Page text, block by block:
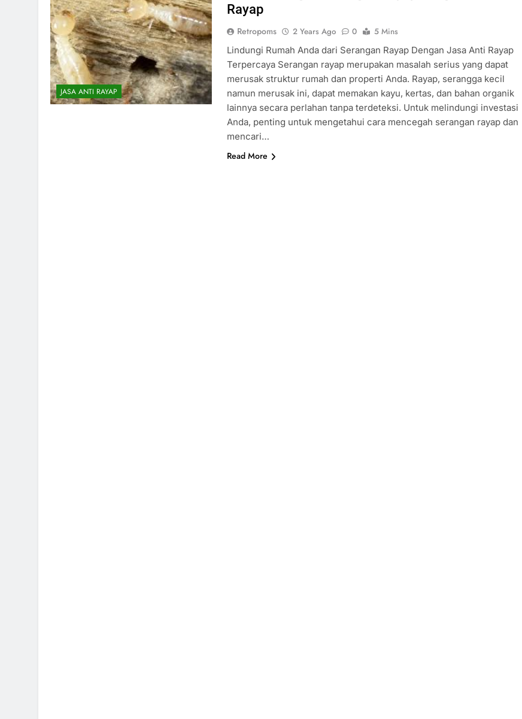
JASA ANTI RAYAP
Rayap
Retropoms 2 Years Ago 0
5 Mins
Lindungi Rumah Anda dari Serangan Rayap Dengan Jasa Anti Rayap
Terpercaya Serangan rayap merupakan masalah serius yang dapat
merusak struktur rumah dan properti Anda. Rayap, serangga kecil
namun merusak ini, dapat memakan kayu, kertas, dan bahan organik
lainnya secara perlahan tanpa terdeteksi. Untuk melindungi investasi
Anda, penting untuk mengetahui cara mencegah serangan rayap dan
mencari…
Read More